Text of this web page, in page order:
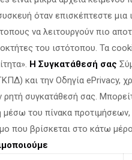
προέδρου του
χαρακτηρίζειως τη
βασικών σημείων της
και πολύτεκνος
ότι ο αμιγώς
όταν επισκέπτεστε μια
να λειτουργούν πιο
του ιστότοπου. Τα
Η Συγκατάθεσή σας
και την Οδηγία ePrivacy,
συγκατάθεσή σας.
του πίνακα
που βρίσκεται στο κάτω